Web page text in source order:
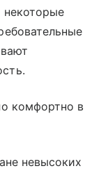
комфортно в
невысоких